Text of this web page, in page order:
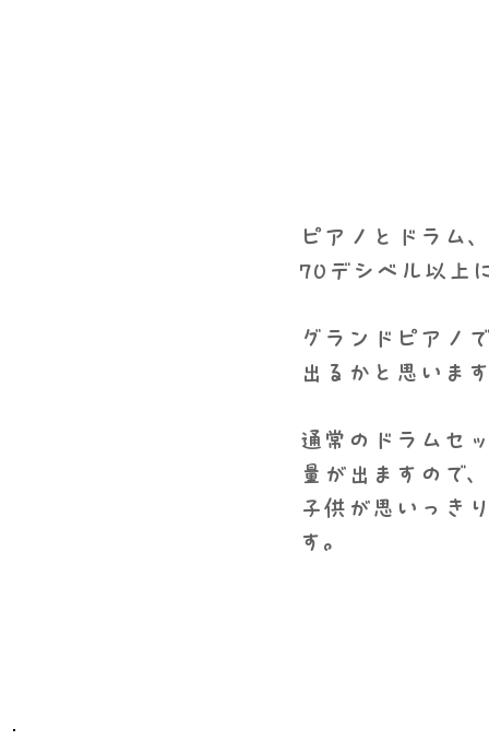
ピアノとドラム
70デシベル以上
グランドピアノ
出るかと思いま
通常のドラムセ
量が出ますので
子供が思いっき
す。